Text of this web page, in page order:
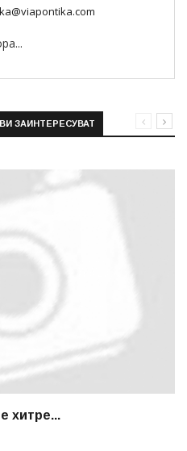
ЗАИНТЕРЕСУВАТ
хитре...